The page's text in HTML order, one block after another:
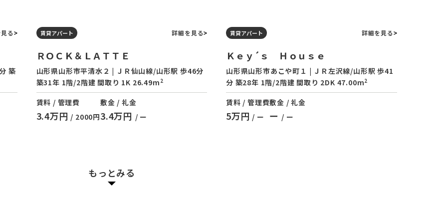
る
築
賃貸アパート 詳細を見る
ＲＯＣＫ＆ＬＡＴＴＥ
山形県山形市平清水２ | ＪＲ仙山線/山形駅 歩46分
築31年 1階/2階建 間取り 1K 26.49m 2
賃料 / 管理費
3.4万円 / 2000円
敷金 / 礼金
3.4万円 / ー
賃貸アパート 詳細を見る
Ｋｅｙ´ｓ Ｈｏｕｓｅ
山形県山形市あこや町１ | ＪＲ左沢線/山形駅 歩41
分 築28年 1階/2階建 間取り 2DK 47.00m2
賃料 / 管理費
5万円 / ー
敷金 / 礼金
ー / ー
もっとみる